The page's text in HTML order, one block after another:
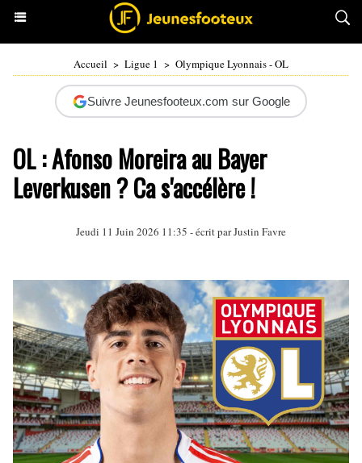
Accueil > Ligue 1 > Olympique Lyonnais - OL
Suivre Jeunesfooteux.com sur Google
OL : Afonso Moreira au Bayer
Leverkusen ? Ca s'accélère !
Jeudi 11 Juin 2026 11:35 - écrit parJustin Favre